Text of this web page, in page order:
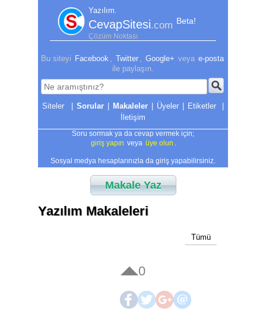
Yazılım.
CevapSitesi.com Beta!
Çözüm Noktası
Bu siteyi Facebook Twitter Google+ veya e-posta
ile paylaşın.
| Sorular | Makaleler | Üyeler | Etiketler
|
İletişim
Soru sormak ya da cevap vermek için;
giriş yapın veya üye olun
Sosyal medya hesaplarınızla da giriş yapabilirsiniz.
Makale Yaz
Yazılım Makaleleri
Tümü
0